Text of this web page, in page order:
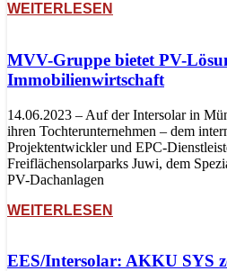
WEITERLESEN
MVV-Gruppe bietet PV-
Immobilienwirtschaft
14.06.2023 – Auf der Intersolar in
ihren Tochterunternehmen – dem
Projektentwickler und EPC-
Freiflächensolarparks Juwi, dem
PV-Dachanlagen
WEITERLESEN
EES/Intersolar: AKKU SYS